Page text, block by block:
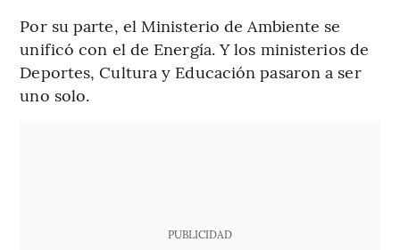
Por su parte, el Ministerio de Ambiente se
unificó con el de Energía. Y los ministerios de
Deportes, Cultura y Educación pasaron a ser
uno solo.
PUBLICIDAD